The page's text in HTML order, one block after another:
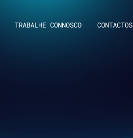
TRABALHE CONNOSCO CONTACTOS